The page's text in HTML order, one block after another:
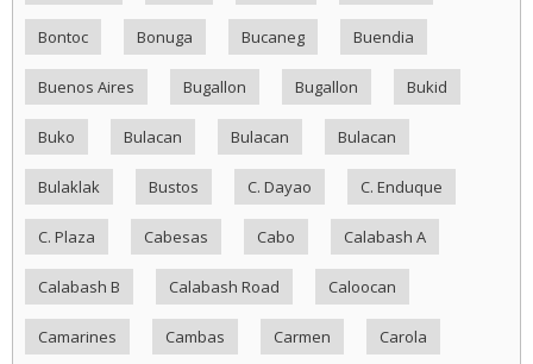
Bontoc Bonuga Bucaneg Buendia
Buenos Aires Bugallon Bugallon Bukid
Buko Bulacan Bulacan Bulacan
Bulaklak Bustos C. Dayao C. Enduque
C. Plaza Cabesas Cabo Calabash A
Calabash B Calabash Road Caloocan
Camarines Cambas Carmen Carola